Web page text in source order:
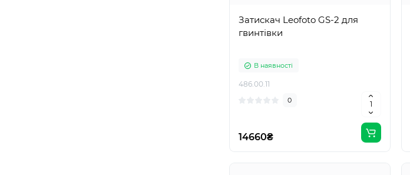
Затискач Leofoto GS-2 для
гвинтівки
В наявності
486.00.11
0
14660₴